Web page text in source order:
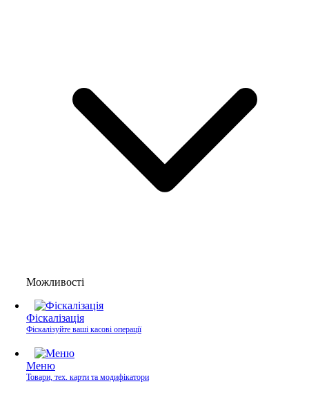
Можливості
Фіскалізація
Фіскалізуйте ваші касові операції
Меню
Товари, тех. карти та модифікатори